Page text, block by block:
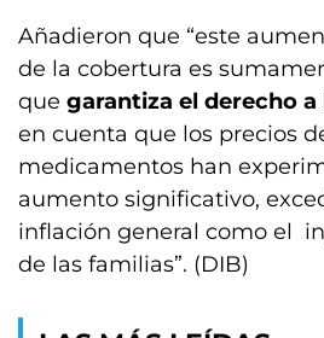
Añadieron que “este
de la cobertura es
que garantiza el derecho a
en cuenta que los precios
medicamentos han
aumento significativo,
inflación general como el
de las familias”. (DIB)